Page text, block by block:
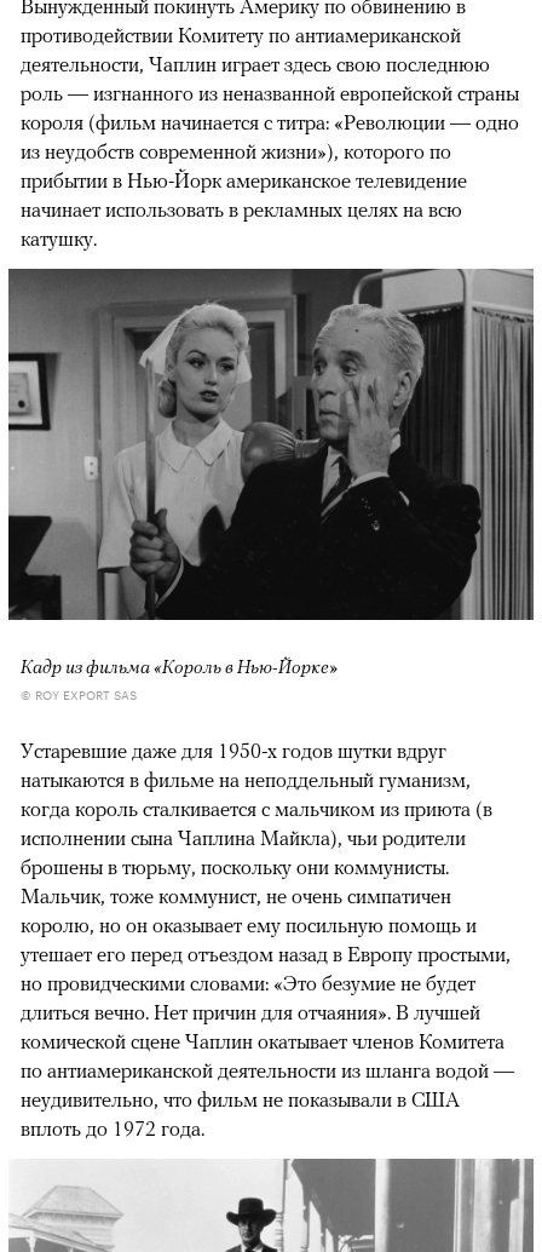
Вынужденный покинуть Америку по обвинению в
противодействии Комитету по антиамериканской
деятельности, Чаплин играет здесь свою последнюю
роль — изгнанного из неназванной европейской страны
короля (фильм начинается с титра: «Революции — одно
из неудобств современной жизни»), которого по
прибытии в Нью-Йорк американское телевидение
начинает использовать в рекламных целях на всю
катушку.
Кадр из фильма «Король в Нью-Йорке»
© ROY EXPORT SAS
Устаревшие даже для 1950-х годов шутки вдруг
натыкаются в фильме на неподдельный гуманизм,
когда король сталкивается с мальчиком из приюта (в
исполнении сына Чаплина Майкла), чьи родители
брошены в тюрьму, поскольку они коммунисты.
Мальчик, тоже коммунист, не очень симпатичен
королю, но он оказывает ему посильную помощь и
утешает его перед отъездом назад в Европу простыми,
но провидческими словами: «Это безумие не будет
длиться вечно. Нет причин для отчаяния». В лучшей
комической сцене Чаплин окатывает членов Комитета
по антиамериканской деятельности из шланга водой —
неудивительно, что фильм не показывали в США
вплоть до 1972 года.